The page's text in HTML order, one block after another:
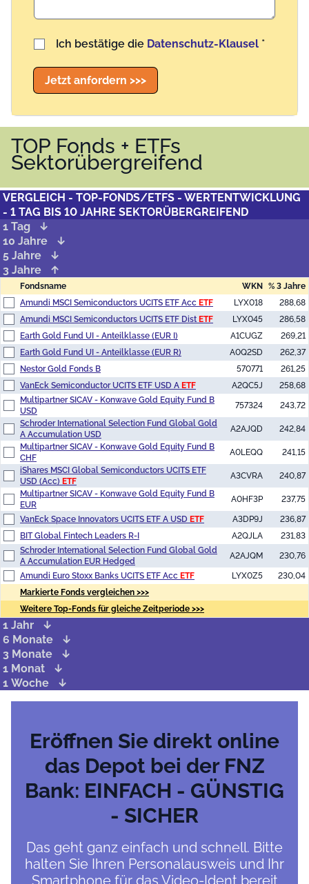
Benutzername
Ich bestätige die Datenschutz-Klausel *
Jetzt anfordern >>>
TOP Fonds + ETFs
Sektorübergreifend
VERGLEICH - TOP-FONDS/ETFS - WERTENTWICKLUNG
- 1 TAG BIS 10 JAHRE SEKTORÜBERGREIFEND
1 Tag
10 Jahre
5 Jahre
3 Jahre
Fondsname WKN
% 3 Jahre
Amundi MSCI Semiconductors UCITS ETF Acc ETF LYX018
288,68
Amundi MSCI Semiconductors UCITS ETF Dist ETF LYX045
286,58
Earth Gold Fund UI - Anteilklasse (EUR I)
A1CUGZ
269,21
Earth Gold Fund UI - Anteilklasse (EUR R)
A0Q2SD
262,37
Nestor Gold Fonds B
570771
261,25
VanEck Semiconductor UCITS ETF USD A ETF A2QC5J
258,68
Multipartner SICAV - Konwave Gold Equity Fund B
USD
757324
243,72
Schroder International Selection Fund Global Gold
A Accumulation USD
A2AJQD
242,84
Multipartner SICAV - Konwave Gold Equity Fund B
CHF
A0LEQQ
241,15
iShares MSCI Global Semiconductors UCITS ETF
USD (Acc) ETF
A3CVRA
240,87
Multipartner SICAV - Konwave Gold Equity Fund B
EUR
A0HF3P 237,75
VanEck Space Innovators UCITS ETF A USD ETF A3DP9J
236,87
BIT Global Fintech Leaders R-I
A2QJLA
231,83
Schroder International Selection Fund Global Gold
A Accumulation EUR Hedged
A2AJQM 230,76
Amundi Euro Stoxx Banks UCITS ETF Acc ETF LYX0Z5
230,04
Markierte Fonds vergleichen >>>
Weitere Top-Fonds für gleiche Zeitperiode >>>
1 Jahr
6 Monate
3 Monate
1 Monat
1 Woche
Eröffnen Sie direkt online
das Depot bei der FNZ
Bank: EINFACH - GÜNSTIG
- SICHER
Das geht ganz einfach und schnell. Bitte
halten Sie Ihren Personalausweis und Ihr